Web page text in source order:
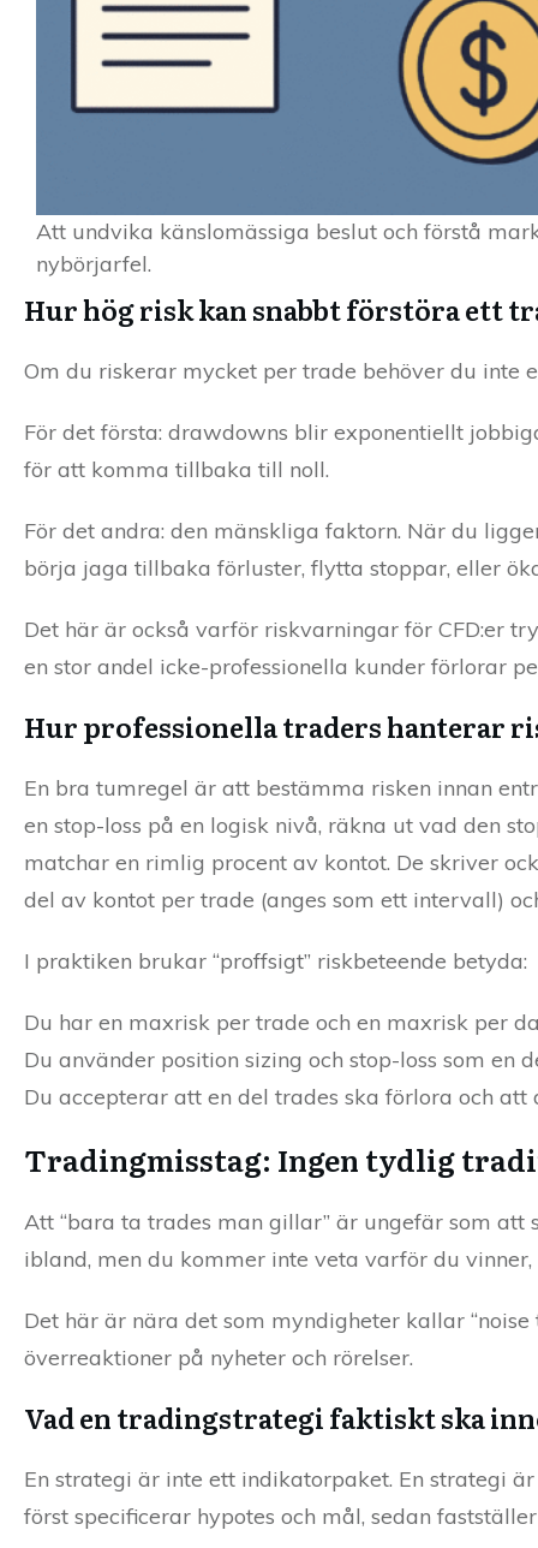
Att undvika känslomässiga beslut och förstå
nybörjarfel.
Hur hög risk kan snabbt förstöra ett
Om du riskerar mycket per trade behöver du inte
För det första: drawdowns blir exponentiellt
för att komma tillbaka till noll.
För det andra: den mänskliga faktorn. När du
börja jaga tillbaka förluster, flytta stoppar, eller
Det här är också varför riskvarningar för CFD:er
en stor andel icke-professionella kunder förlorar
Hur professionella traders hanterar
En bra tumregel är att bestämma risken innan
en stop-loss på en logisk nivå, räkna ut vad den
matchar en rimlig procent av kontot. De skriver
del av kontot per trade (anges som ett intervall)
I praktiken brukar “proffsigt” riskbeteende betyda:
Du har en maxrisk per trade och en maxrisk per
Du använder position sizing och stop-loss som en
Du accepterar att en del trades ska förlora och
Tradingmisstag: Ingen tydlig
Att “bara ta trades man gillar” är ungefär som
ibland, men du kommer inte veta varför du
Det här är nära det som myndigheter kallar
överreaktioner på nyheter och rörelser.
Vad en tradingstrategi faktiskt ska
En strategi är inte ett indikatorpaket. En strategi
först specificerar hypotes och mål, sedan